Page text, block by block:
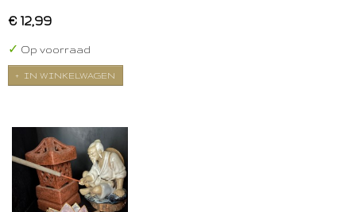
€ 12,99
✓ Op voorraad
IN WINKELWAGEN